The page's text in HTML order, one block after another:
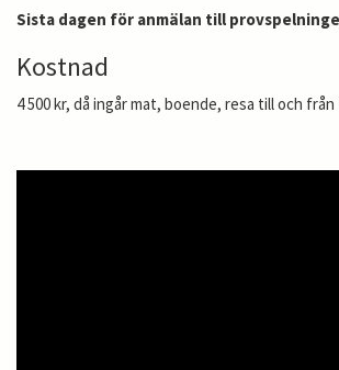
Sista dagen för anmälan till
Kostnad
4 500 kr, då ingår mat, boende, resa till och från